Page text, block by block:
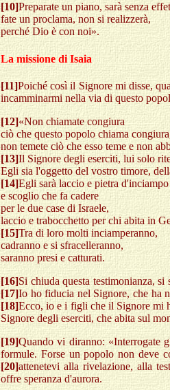
[10]Preparate un piano, sarà senza
fate un proclama, non si realizzerà,
perché Dio è con noi».
La missione di Isaia
[11]Poiché così il Signore mi disse,
incamminarmi nella via di questo
[12]«Non chiamate congiura
ciò che questo popolo chiama
non temete ciò che esso teme e non
[13]Il Signore degli eserciti, lui solo
Egli sia l'oggetto del vostro timore,
[14]Egli sarà laccio e pietra d'inciampo
e scoglio che fa cadere
per le due case di Israele,
laccio e trabocchetto per chi abita in
[15]Tra di loro molti inciamperanno,
cadranno e si sfracelleranno,
saranno presi e catturati.
[16]Si chiuda questa testimonianza,
[17]Io ho fiducia nel Signore, che ha
[18]Ecco, io e i figli che il Signore mi
Signore degli eserciti, che abita sul
[19]Quando vi diranno: «Interrogate
formule. Forse un popolo non deve
[20]attenetevi alla rivelazione, alla
offre speranza d'aurora.